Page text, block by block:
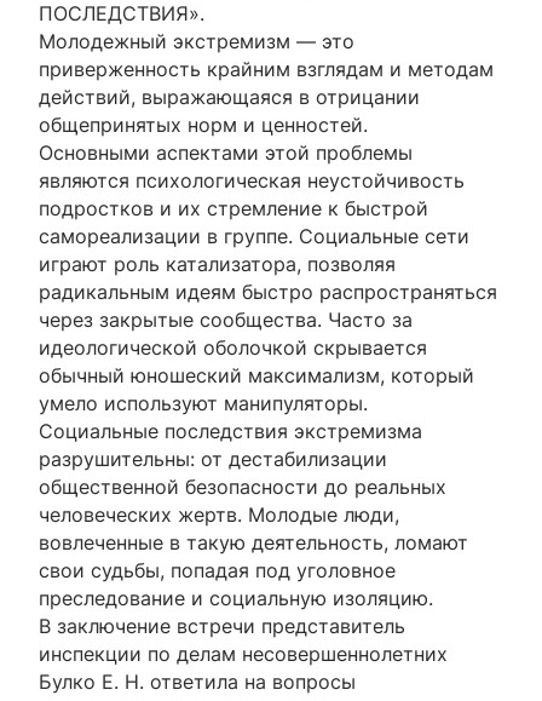
ПОСЛЕДСТВИЯ».
Молодежный экстремизм — это
приверженность крайним взглядам и методам
действий, выражающаяся в отрицании
общепринятых норм и ценностей.
Основными аспектами этой проблемы
являются психологическая неустойчивость
подростков и их стремление к быстрой
самореализации в группе. Социальные сети
играют роль катализатора, позволяя
радикальным идеям быстро распространяться
через закрытые сообщества. Часто за
идеологической оболочкой скрывается
обычный юношеский максимализм, который
умело используют манипуляторы.
Социальные последствия экстремизма
разрушительны: от дестабилизации
общественной безопасности до реальных
человеческих жертв. Молодые люди,
вовлеченные в такую деятельность, ломают
свои судьбы, попадая под уголовное
преследование и социальную изоляцию.
В заключение встречи представитель
инспекции по делам несовершеннолетних
Булко Е. Н. ответила на вопросы